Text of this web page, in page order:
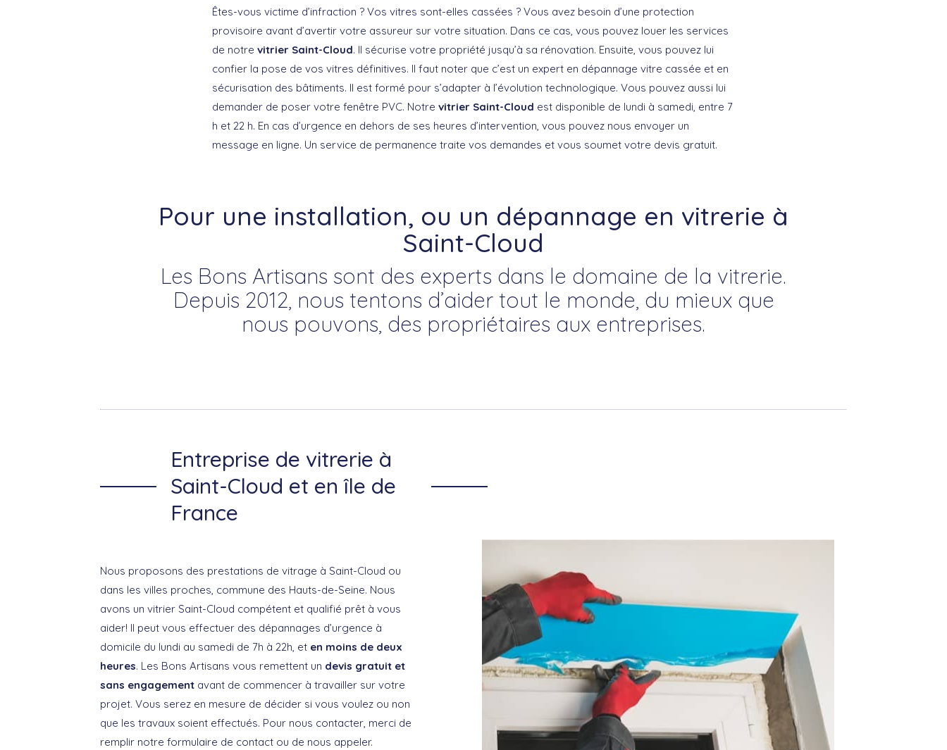
Êtes-vous victime d’infraction ? Vos vitres sont-elles cassées ? Vous avez besoin d’une protection
provisoire avant d’avertir votre assureur sur votre situation. Dans ce cas, vous pouvez louer les services
de notre vitrier Saint-Cloud. Il sécurise votre propriété jusqu’à sa rénovation. Ensuite, vous pouvez lui
confier la pose de vos vitres définitives. Il faut noter que c’est un expert en dépannage vitre cassée et en
sécurisation des bâtiments. Il est formé pour s’adapter à l’évolution technologique. Vous pouvez aussi lui
demander de poser votre fenêtre PVC. Notre vitrier Saint-Cloud est disponible de lundi à samedi, entre 7
h et 22 h. En cas d’urgence en dehors de ses heures d’intervention, vous pouvez nous envoyer un
message en ligne. Un service de permanence traite vos demandes et vous soumet votre devis gratuit.
Pour une installation, ou un dépannage en vitrerie à
Saint-Cloud
Les Bons Artisans sont des experts dans le domaine de la vitrerie.
Depuis 2012, nous tentons d’aider tout le monde, du mieux que
nous pouvons, des propriétaires aux entreprises.
Entreprise de vitrerie à
Saint-Cloud et en île de
France
Nous proposons des prestations de vitrage à Saint-Cloud ou
dans les villes proches, commune des Hauts-de-Seine. Nous
avons un vitrier Saint-Cloud compétent et qualifié prêt à vous
aider! Il peut vous effectuer des dépannages d’urgence à
domicile du lundi au samedi de 7h à 22h, et en moins de deux
heures. Les Bons Artisans vous remettent un devis gratuit et
sans engagement avant de commencer à travailler sur votre
projet. Vous serez en mesure de décider si vous voulez ou non
que les travaux soient effectués. Pour nous contacter, merci de
remplir notre formulaire de contact ou de nous appeler.